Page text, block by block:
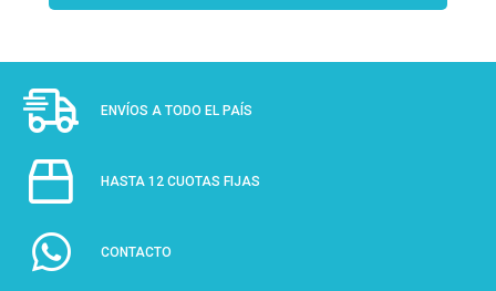
ENVÍOS A TODO EL PAÍS
HASTA 12 CUOTAS FIJAS
CONTACTO